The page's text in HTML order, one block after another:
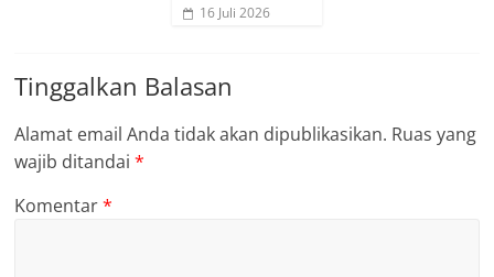
16 Juli 2026
Tinggalkan Balasan
Alamat email Anda tidak akan dipublikasikan. Ruas yang
wajib ditandai*
Komentar*